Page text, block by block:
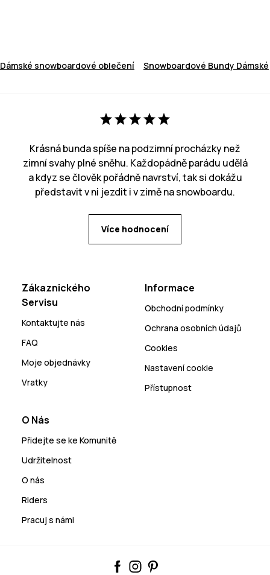
Dámské snowboardové oblečení Snowboardové Bundy Dámské
Krásná bunda spíše na podzimní procházky než
zimní svahy plné sněhu. Každopádně parádu udělá
a kdyz se člověk pořádně navrství, tak si dokážu
představit v ni jezdit i v zimě na snowboardu.
Více hodnocení
Zákaznického
Servisu
Kontaktujte nás
FAQ
Moje objednávky
Vratky
Informace
Obchodní podmínky
Ochrana osobních údajů
Cookies
Nastavení cookie
Přístupnost
O Nás
Přidejte se ke Komunitě
Udržitelnost
O nás
Riders
Pracuj s námi